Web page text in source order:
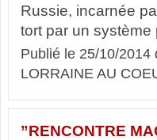
Russie, incarnée
tort par un système
Publié le 25/10/2014
LORRAINE AU
”RENCONTRE